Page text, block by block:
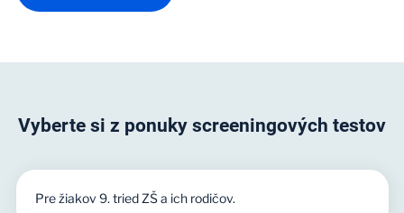
Vyberte si z ponuky screeningových testov
Pre žiakov 9. tried ZŠ a ich rodičov.